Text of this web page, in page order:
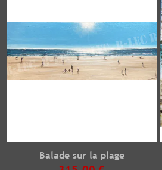
Balade sur la plage